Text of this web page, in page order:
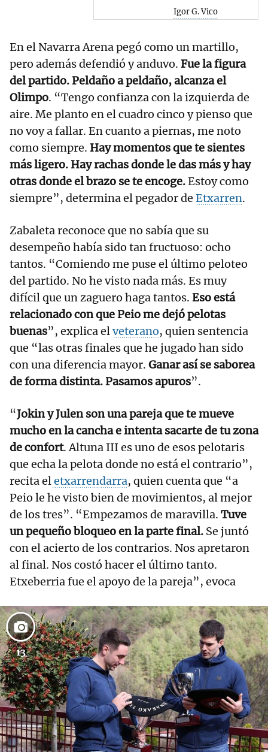
Igor G. Vico
En el Navarra Arena pegó como un martillo,
pero además defendió y anduvo. Fue la figura
del partido. Peldaño a peldaño, alcanza el
Olimpo. “Tengo confianza con la izquierda de
aire. Me planto en el cuadro cinco y pienso que
no voy a fallar. En cuanto a piernas, me noto
como siempre. Hay momentos que te sientes
más ligero. Hay rachas donde le das más y hay
otras donde el brazo se te encoge.Estoy como
siempre”, determina el pegador de Etxarren.
Zabaleta reconoce que no sabía que su
desempeño había sido tan fructuoso: ocho
tantos. “Comiendo me puse el último peloteo
del partido. No he visto nada más. Es muy
difícil que un zaguero haga tantos. Eso está
relacionado con que Peio me dejó pelotas
buenas”, explica elveterano, quien sentencia
que “las otras finales que he jugado han sido
con una diferencia mayor. Ganar así se saborea
de forma distinta. Pasamos apuros”.
“Jokin y Julen son una pareja que te mueve
mucho en la cancha e intenta sacarte de tu zona
de confort. Altuna III es uno de esos pelotaris
que echa la pelota donde no está el contrario”,
recita eletxarrendarra, quien cuenta que “a
Peio le he visto bien de movimientos, al mejor
de los tres”. “Empezamos de maravilla. Tuve
un pequeño bloqueo en la parte final. Se juntó
con el acierto de los contrarios. Nos apretaron
al final. Nos costó hacer el último tanto.
Etxeberria fue el apoyo de la pareja”, evoca
13